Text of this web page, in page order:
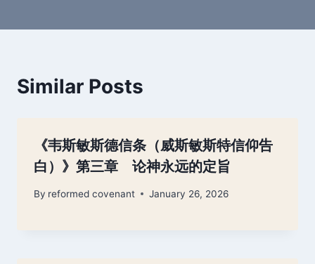
Similar Posts
《韦斯敏斯德信条（威斯敏斯特信仰告
白）》第三章 论神永远的定旨
By reformed covenant January 26, 2026